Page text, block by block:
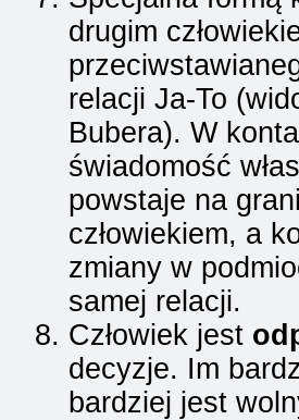
drugim
relacji Ja-To
Bubera). W
świadomość
powstaje na
człowiekiem, a
zmiany w
samej relacji.
Człowiek jest
decyzje. Im
bardziej jest